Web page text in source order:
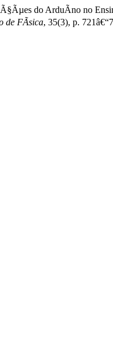
do ArduÃ­no no
de FÃ­sica, 35(3), p.